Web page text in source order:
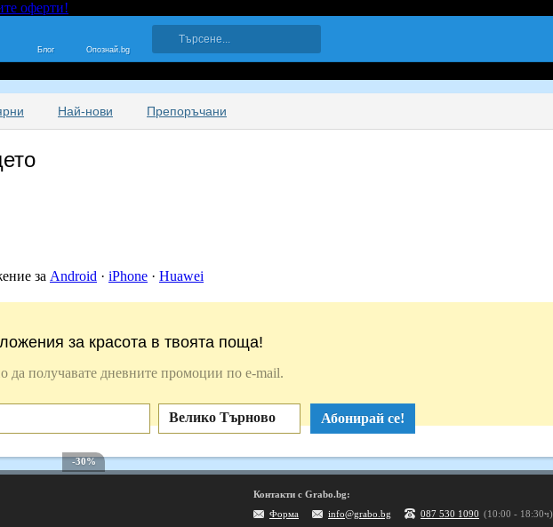
оферти!
Блог Опознай.bg
Най-нови Препоръчани
за Android · iPhone · Huawei
за красота в твоята поща!
да получавате дневните промоции по e-mail.
Велико Търново Абонирай се!
-30%
Контакти с Grabo.bg:
Форма
info@grabo.bg 087 530 1090 (10:00 - 18:30ч)